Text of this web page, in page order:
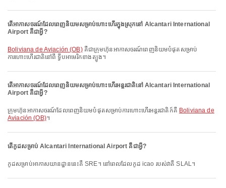
តើអាកាសចរណ៍ដែលពេញនិយមសម្រាប់ហោះហើរក្នុងស្រុកនៅ Alcantari International
Airport គឺជាអ្វី?
Boliviana de Aviación (OB)គឺជាក្រុមហ៊ុនអាកាសចរណ៍ពេញនិយមបំផុតសម្រាប់
ការហោះហើរជាតិនៅពី ទ្វីបអាមេរិកខាងត្បូង។
តើអាកាសចរណ៍ដែលពេញនិយមសម្រាប់ហោះហើរអន្តរជាតិនៅ Alcantari International
Airport គឺជាអ្វី?
ក្រុមហ៊ុនអាកាសចរណ៍ដែលពេញនិយមបំផុតសម្រាប់ការហោះហើរអន្តរជាតិក៍គឺ Boliviana de
Aviación (OB)។
តើកូដសម្រាប់ Alcantari International Airport គឺជាអ្វី?
កូដសម្រាប់អាកាសយានដ្ឋាននេះគឺ SRE។ នៅពេលដែលកូដ icao របស់វាគឺ SLAL។